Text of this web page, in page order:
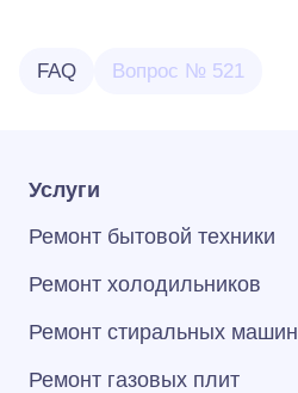
FAQ Вопрос № 521
Услуги
Ремонт бытовой техники
Ремонт холодильников
Ремонт стиральных машин
Ремонт газовых плит